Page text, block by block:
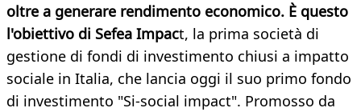
oltre a generare rendimento economico. È questo
l'obiettivo di Sefea Impact, la prima società di
gestione di fondi di investimento chiusi a impatto
sociale in Italia, che lancia oggi il suo primo fondo
di investimento "Si-social impact". Promosso da